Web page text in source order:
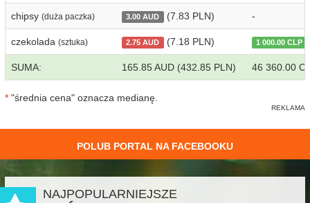
chipsy (duża paczka) 3.00 AUD (7.83 PLN) -
czekolada (sztuka) 2.75 AUD (7.18 PLN) 1 000.00 CLP
SUMA: 165.85 AUD (432.85 PLN) 46 360.00
* "średnia cena" oznacza medianę.
POLUB PORTAL NA FACEBOOKU
NAJPOPULARNIEJSZE